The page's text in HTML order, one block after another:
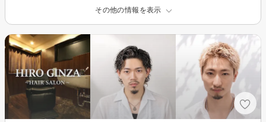
その他の情報を表示